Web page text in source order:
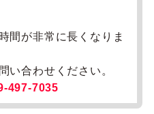
間が非常に長くなりま
い合わせください。
497-7035